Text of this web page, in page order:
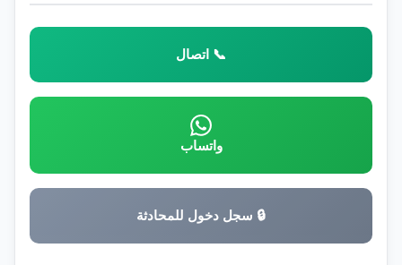
📞 اتصال
واتساب
🔒 سجل دخول للمحادثة